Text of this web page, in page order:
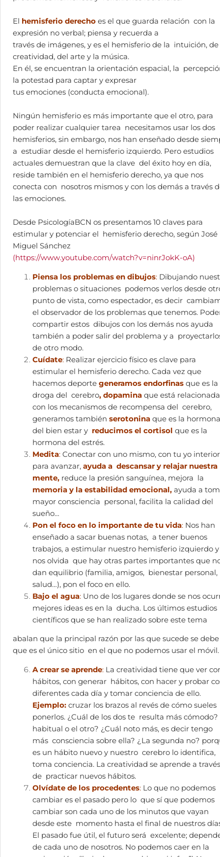
El hemisferio derecho es el que guarda relación con la
expresión no verbal; piensa y recuerda a
través de imágenes, y es el hemisferio de la intuición, de
creatividad, del arte y la música.
En él, se encuentran la orientación espacial, la
la potestad para captar y expresar
tus emociones (conducta emocional).
Ningún hemisferio es más importante que el otro, para
poder realizar cualquier tarea necesitamos usar los dos
hemisferios, sin embargo, nos han enseñado desde
a estudiar desde el hemisferio izquierdo. Pero estudios
actuales demuestran que la clave del éxito hoy en día,
reside también en el hemisferio derecho, ya que nos
conecta con nosotros mismos y con los demás a través
las emociones.
Desde PsicologíaBCN os presentamos 10 claves para
estimular y potenciar el hemisferio derecho, según José
Miguel Sánchez
(https://www.youtube.com/watch?v=ninrJokK-oA)
Piensa los problemas en dibujos: Dibujando
problemas o situaciones podemos verlos desde
punto de vista, como espectador, es decir
el observador de los problemas que tenemos.
compartir estos dibujos con los demás nos ayuda
también a poder salir del problema y a
de otro modo.
Cuídate: Realizar ejercicio físico es clave para
estimular el hemisferio derecho. Cada vez que
hacemos deporte generamos endorfinas que es la
droga del cerebro, dopamina que está relacionada
con los mecanismos de recompensa del cerebro,
generamos también serotonina que es la hormona
del bien estar y reducimos el cortisol que es la
hormona del estrés.
Medita: Conectar con uno mismo, con tu yo interior
para avanzar, ayuda a descansar y relajar nuestra
mente, reduce la presión sanguínea, mejora la
memoria y la estabilidad emocional, ayuda a
mayor consciencia personal, facilita la calidad del
sueño…
Pon el foco en lo importante de tu vida: Nos han
enseñado a sacar buenas notas, a tener buenos
trabajos, a estimular nuestro hemisferio izquierdo y
nos olvida que hay otras partes importantes que
dan equilibrio (familia, amigos, bienestar personal,
salud…), pon el foco en ello.
Bajo el agua: Uno de los lugares donde se nos
mejores ideas es en la ducha. Los últimos estudios
científicos que se han realizado sobre este tema
abalan que la principal razón por las que sucede se
que es el único sitio en el que no podemos usar el
A crear se aprende: La creatividad tiene que ver
hábitos, con generar hábitos, con hacer y probar
diferentes cada día y tomar conciencia de ello.
Ejemplo: cruzar los brazos al revés de cómo sueles
ponerlos. ¿Cuál de los dos te resulta más cómodo?
habitual o el otro? ¿Cuál noto más, es decir tengo
más consciencia sobre ella? ¿La segunda no?
es un hábito nuevo y nuestro cerebro lo identifica,
toma conciencia. La creatividad se aprende a través
de practicar nuevos hábitos.
Olvídate de los procedentes: Lo que no podemos
cambiar es el pasado pero lo que sí que podemos
cambiar son cada uno de los minutos que vayan
desde este momento hasta el final de nuestros
El pasado fue útil, el futuro será excelente;
de cada uno de nosotros. No podemos caer en la